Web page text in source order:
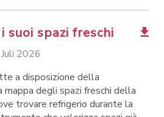
suoi spazi freschi
2026
a disposizione della
mappa degli spazi freschi della
trovare refrigerio durante la